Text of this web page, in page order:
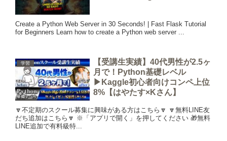
Create a Python Web Server in 30 Seconds! | Fast Flask Tutorial
for Beginners Learn how to create a Python web server ...
学習
【受講生実績】40代男性が2.5ヶ
月で！Python基礎レベル
▶︎Kaggle初心者向けコンペ上位
8%【はやたす×Kさん】
🔽不定期のスクール募集に興味がある方はこちら🔽 🔽無料LINE友
だち追加はこちら🔽 ※「アプリで開く」を押してください 🎁無料
LINE追加で有料級特...